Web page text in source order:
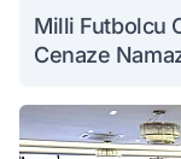
Milli Futbolcu
Cenaze